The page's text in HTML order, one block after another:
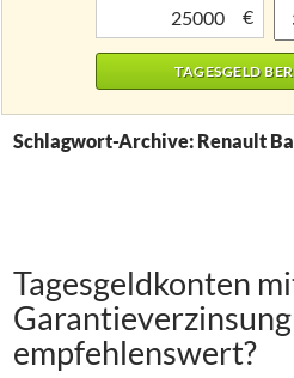
€
Schlagwort-Archive: Renault
Tagesgeldkonten
empfehlenswert?